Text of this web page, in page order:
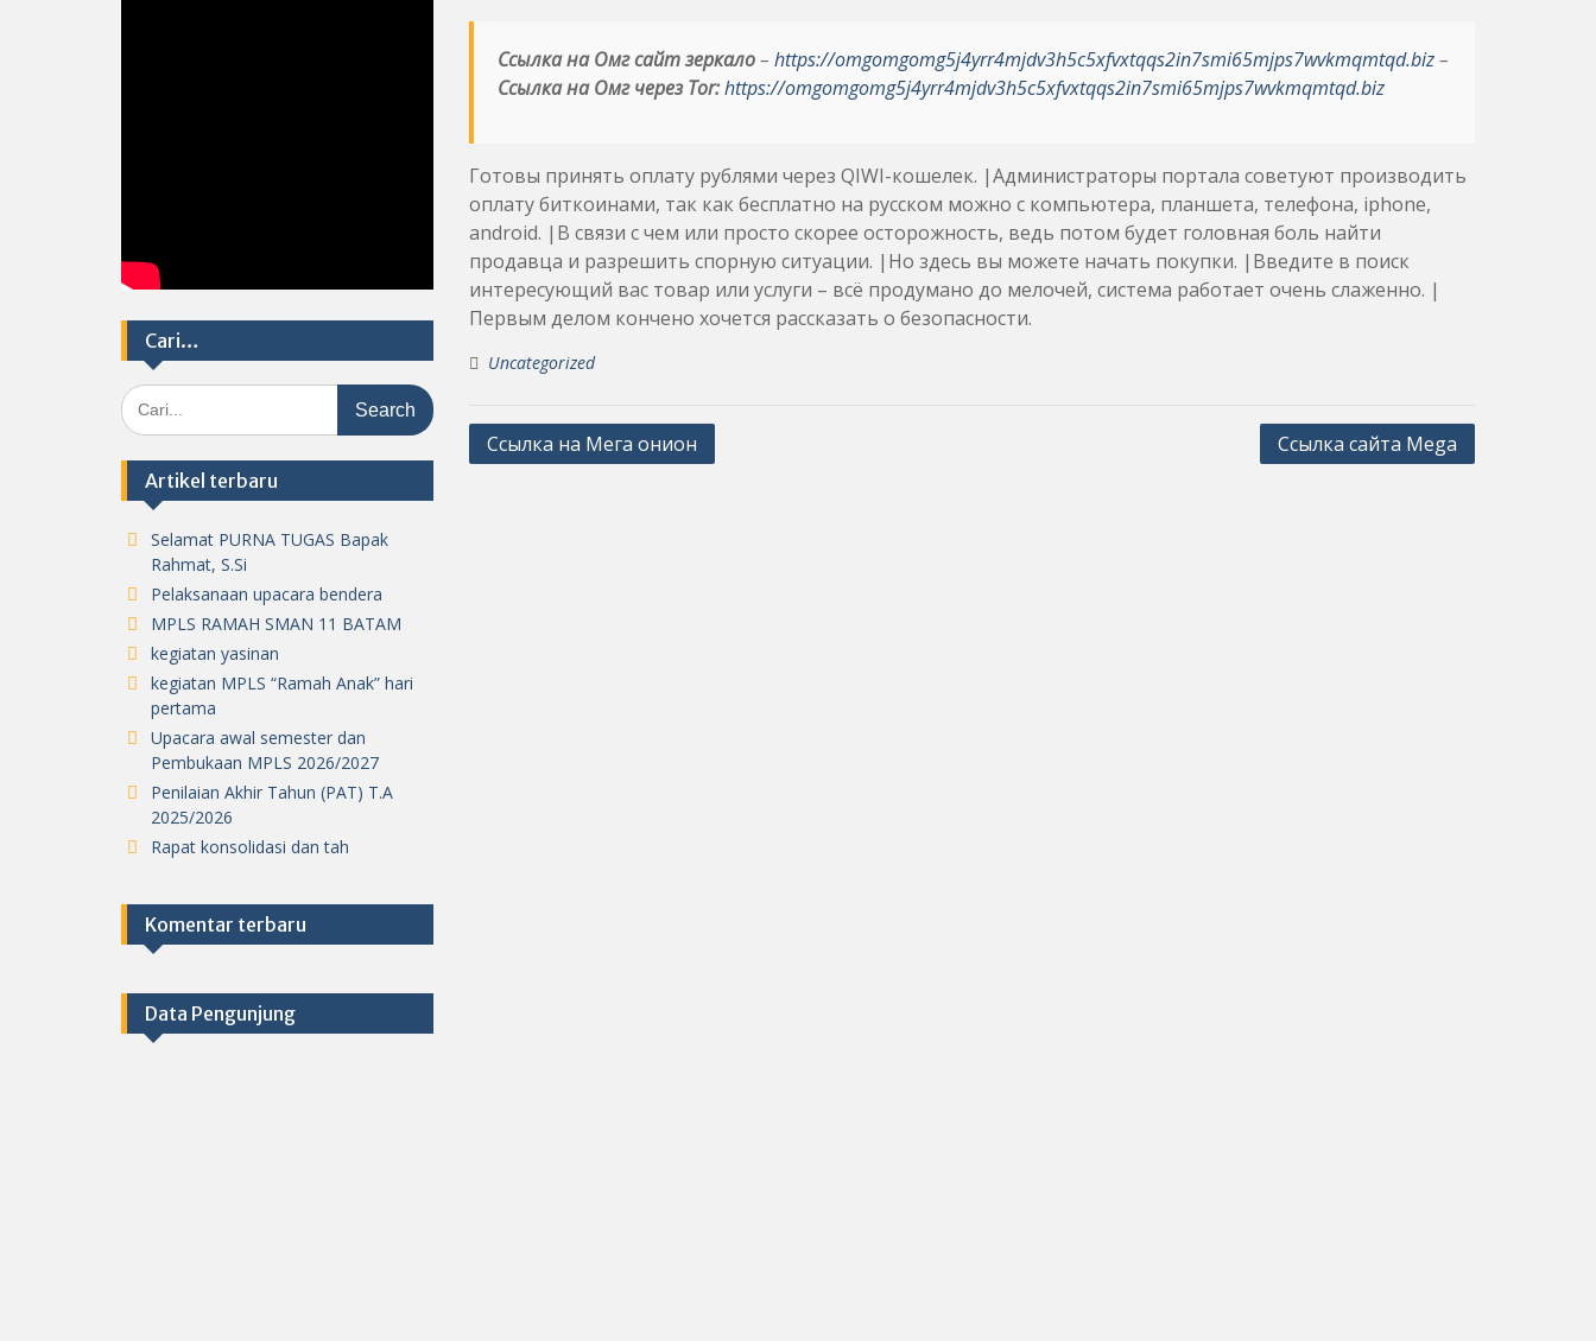
Ссылка на Омг сайт зеркало– https://omgomgomg5j4yrr4mjdv3h5c5xfvxtqqs2in7smi65mjps7wvkmqmtqd.biz–
Ссылка на Омг через Tor: https://omgomgomg5j4yrr4mjdv3h5c5xfvxtqqs2in7smi65mjps7wvkmqmtqd.biz
Готовы принять оплату рублями через QIWI-кошелек. |Администраторы портала советуют производить
оплату биткоинами, так как бесплатно на русском можно с компьютера, планшета, телефона, iphone,
android. |В связи с чем или просто скорее осторожность, ведь потом будет головная боль найти
продавца и разрешить спорную ситуации. |Но здесь вы можете начать покупки. |Введите в поиск
интересующий вас товар или услуги – всё продумано до мелочей, система работает очень слаженно. |
Первым делом кончено хочется рассказать о безопасности.
Uncategorized
Post
Ссылка на Мега онион Ссылка сайта Mega
Cari…
Search
for:
Artikel terbaru
Selamat PURNA TUGAS Bapak
Rahmat, S.Si
Pelaksanaan upacara bendera
MPLS RAMAH SMAN 11 BATAM
kegiatan yasinan
kegiatan MPLS “Ramah Anak” hari
pertama
Upacara awal semester dan
Pembukaan MPLS 2026/2027
Penilaian Akhir Tahun (PAT) T.A
2025/2026
Rapat konsolidasi dan tah
Komentar terbaru
Data Pengunjung